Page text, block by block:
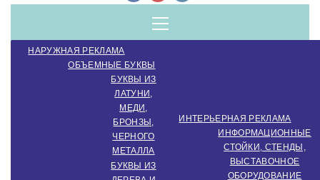
компанія.
Виробництво
зовнішньої
Menu
НАРУЖНАЯ РЕКЛАМА
ОБЪЕМНЫЕ БУКВЫ
БУКВЫ ИЗ
ЛАТУНИ,
МЕДИ,
БРОНЗЫ,
ЧЕРНОГО
МЕТАЛЛА
БУКВЫ ИЗ
ИНТЕРЬЕРНАЯ РЕКЛАМА
ИНФОРМАЦИОННЫЕ
СТОЙКИ, СТЕНДЫ,
ВЫСТАВОЧНОЕ
ОБОРУДОВАНИЕ